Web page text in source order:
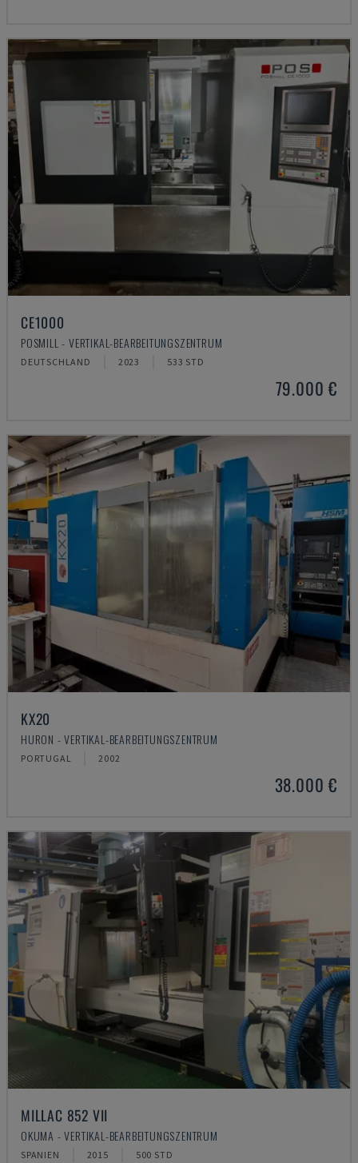
CE1000
POSMILL - VERTIKAL-BEARBEITUNGSZENTRUM
DEUTSCHLAND 2023 533 STD
79.000 €
KX20
HURON - VERTIKAL-BEARBEITUNGSZENTRUM
PORTUGAL 2002
38.000 €
MILLAC 852 VII
OKUMA - VERTIKAL-BEARBEITUNGSZENTRUM
SPANIEN 2015 500 STD